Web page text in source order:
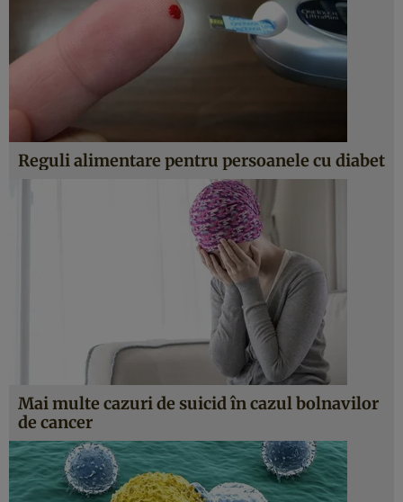
Reguli alimentare pentru persoanele cu diabet
Mai multe cazuri de suicid în cazul bolnavilor
de cancer